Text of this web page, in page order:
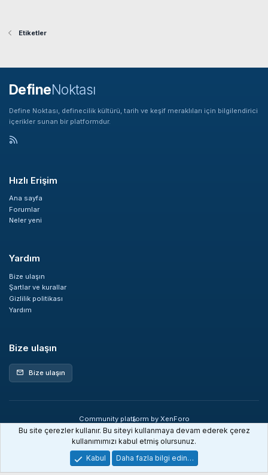
Etiketler
DefineNoktası
Define Noktası, definecilik kültürü, tarih ve keşif meraklıları için bilgilendirici
içerikler sunan bir platformdur.
Hızlı Erişim
Ana sayfa
Forumlar
Neler yeni
Yardım
Bize ulaşın
Şartlar ve kurallar
Gizlilik politikası
Yardım
Bize ulaşın
mail Bize ulaşın
Community platform by XenForo
®
© 2010-2026 XenForo Ltd.
XenDev Forum İstatistik sistemi
Bu site çerezler kullanır. Bu siteyi kullanmaya devam ederek çerez
kullanımımızı kabul etmiş olursunuz.
Kabul
Daha fazla bilgi edin…